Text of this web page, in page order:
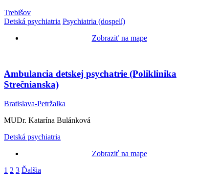
Trebišov
Detská psychiatria Psychiatria (dospelí)
Zobraziť na mape
Ambulancia detskej psychatrie (Poliklinika
Strečnianska)
Bratislava-Petržalka
MUDr. Katarína Bulánková
Detská psychiatria
Zobraziť na mape
1 2 3 Ďalšia